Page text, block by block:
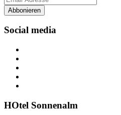
Abbonieren
Social media
HOtel Sonnenalm